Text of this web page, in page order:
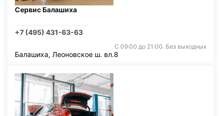
Сервис Балашиха
+7 (495) 431-63-63
С 09:00 до 21:00. Без выходных
Балашиха, Леоновское ш. вл.8